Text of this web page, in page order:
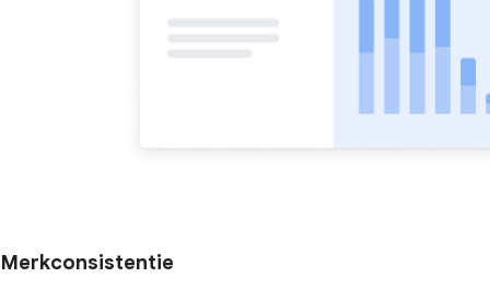
Merkconsistentie